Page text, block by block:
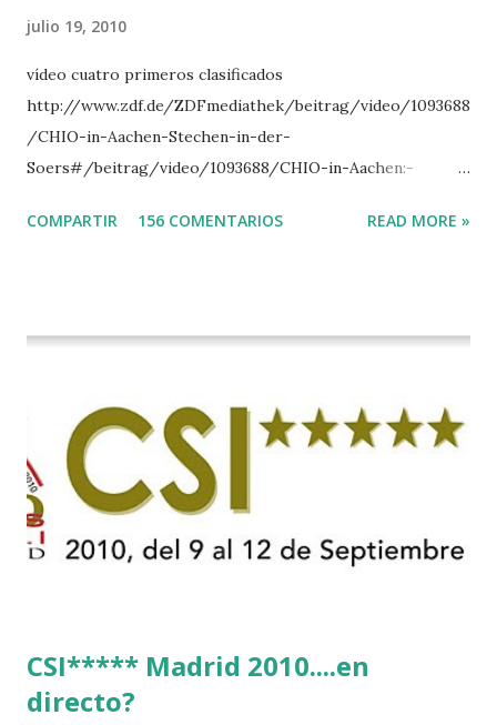
julio 19, 2010
vídeo cuatro primeros clasificados
http://www.zdf.de/ZDFmediathek/beitrag/video/1093688
/CHIO-in-Aachen-Stechen-in-der-
Soers#/beitrag/video/1093688/CHIO-in-Aachen:-
COMPARTIR 156 COMENTARIOS READ MORE »
CSI***** Madrid 2010....en
directo?